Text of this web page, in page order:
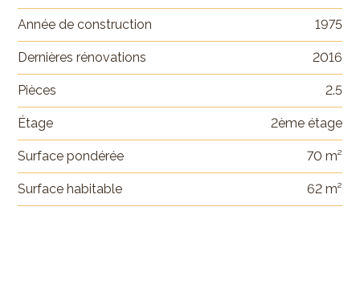
Année de construction 1975
Dernières rénovations 2016
Pièces 2.5
Étage 2ème étage
Surface pondérée 70 m²
Surface habitable 62 m²